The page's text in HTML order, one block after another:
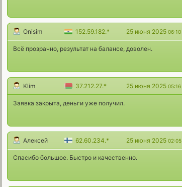
Onisim 152.59.182.* 25 июня 2025 06:10
Всё прозрачно, результат на балансе, доволен.
Klim 37.212.27.* 25 июня 2025 05:16
Заявка закрыта, деньги уже получил.
Алексей 62.60.234.* 25 июня 2025 02:05
Спасибо большое. Быстро и качественно.